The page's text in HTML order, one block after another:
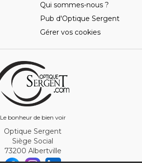
Le bonheur de bien voir
Qui sommes-nous ?
Pub d'Optique Sergent
Gérer vos cookies
Optique Sergent
Siège Social
73200 Albertville